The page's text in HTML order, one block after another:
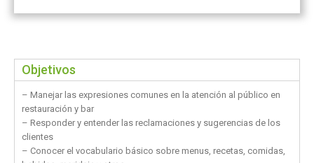
Objetivos
– Manejar las expresiones comunes en la atención al público en
restauración y bar
– Responder y entender las reclamaciones y sugerencias de los
clientes
– Conocer el vocabulario básico sobre menus, recetas, comidas,